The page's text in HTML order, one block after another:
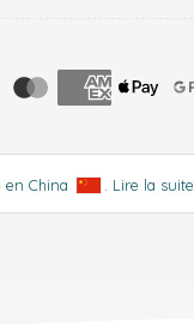
China . Lire la suite